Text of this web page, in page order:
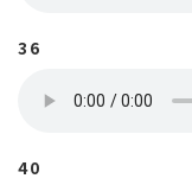
36
40